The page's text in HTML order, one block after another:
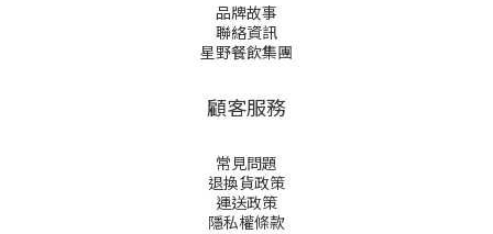
品牌故事
聯絡資訊
星野餐飲集團
顧客服務
常見問題
退換貨政策
運送政策
隱私權條款